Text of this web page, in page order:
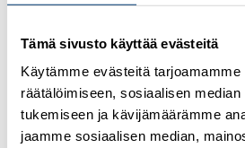
Tämä sivusto käyttää evästeitä
Käytämme evästeitä
räätälöimiseen, sosiaalisen
tukemiseen ja kävijämäärämme
jaamme sosiaalisen median,
Kirjaudu sisään nähdäksesi hinnat
Lisätietoja tuotteesta
Osasto: Fibox